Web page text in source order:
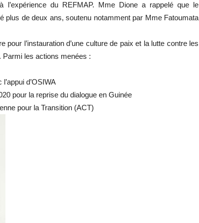
l’expérience du REFMAP. Mme Dione a rappelé que le
plus de deux ans, soutenu notamment par Mme Fatoumata
l’instauration d’une culture de paix et la lutte contre les
les actions menées :
d’OSIWA
pour la reprise du dialogue en Guinée
pour la Transition (ACT)